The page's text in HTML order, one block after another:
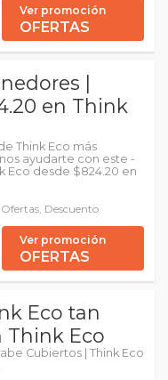
Ver promoción
OFERTAS
|
en Think
Think Eco más
ayudarte con este -
Eco desde $824.20 en
Descuento
Ver promoción
OFERTAS
Eco tan
Think Eco
Cubiertos | Think Eco